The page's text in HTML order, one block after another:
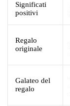
Significati
positivi
Regalo
originale
Galateo del
regalo